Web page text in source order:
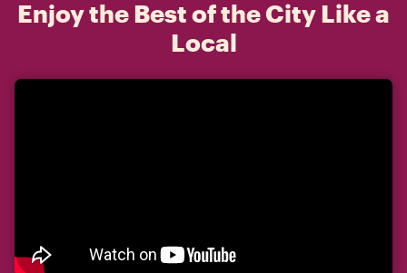
Enjoy the Best of the City Like a
Local